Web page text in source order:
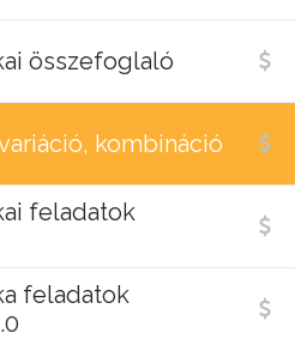
összefoglaló
kombináció
feladatok
feladatok